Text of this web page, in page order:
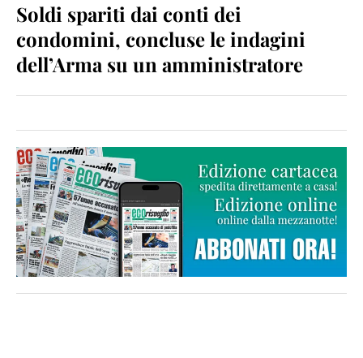
Soldi spariti dai conti dei
condomini, concluse le indagini
dell’Arma su un amministratore